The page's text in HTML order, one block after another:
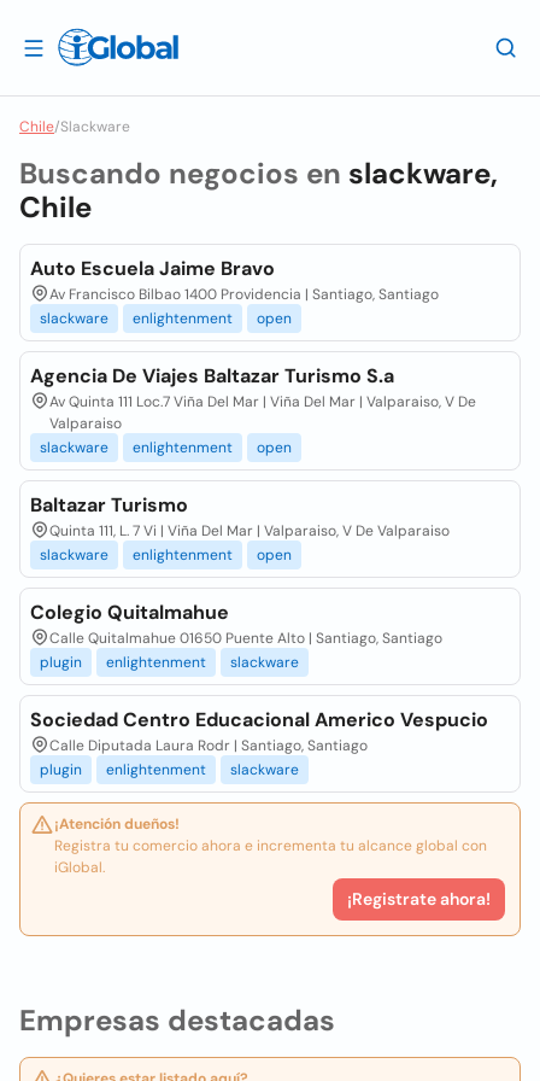
Chile/Slackware
Empresas destacadas
Buscando negocios en slackware,
Chile
Auto Escuela Jaime Bravo
Av Francisco Bilbao 1400 Providencia | Santiago, Santiago
slackware
enlightenment open
Agencia De Viajes Baltazar Turismo S.a
Av Quinta 111 Loc.7 Viña Del Mar | Viña Del Mar | Valparaiso, V De
Valparaiso
slackware
enlightenment open
Baltazar Turismo
Quinta 111, L. 7 Vi | Viña Del Mar | Valparaiso, V De Valparaiso
slackware
enlightenment open
Colegio Quitalmahue
Calle Quitalmahue 01650 Puente Alto | Santiago, Santiago
plugin
enlightenment slackware
Sociedad Centro Educacional Americo Vespucio
Calle Diputada Laura Rodr | Santiago, Santiago
plugin
enlightenment slackware
¡Atención dueños!
Registra tu comercio ahora e incrementa tu alcance global con
iGlobal.
¡Registrate ahora!